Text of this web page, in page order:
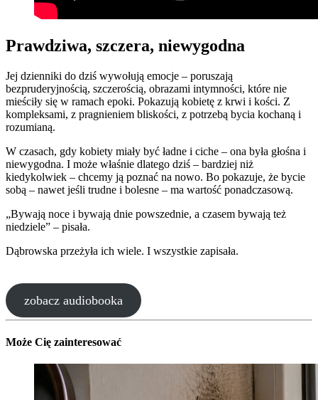
Prawdziwa, szczera, niewygodna
Jej dzienniki do dziś wywołują emocje – poruszają
bezpruderyjnością, szczerością, obrazami intymności, które nie
mieściły się w ramach epoki. Pokazują kobietę z krwi i kości. Z
kompleksami, z pragnieniem bliskości, z potrzebą bycia kochaną i
rozumianą.
W czasach, gdy kobiety miały być ładne i ciche – ona była głośna i
niewygodna. I może właśnie dlatego dziś – bardziej niż
kiedykolwiek – chcemy ją poznać na nowo. Bo pokazuje, że bycie
sobą – nawet jeśli trudne i bolesne – ma wartość ponadczasową.
„Bywają noce i bywają dnie powszednie, a czasem bywają też
niedziele” – pisała.
Dąbrowska przeżyła ich wiele. I wszystkie zapisała.
zobacz audiobooka
Może Cię zainteresować